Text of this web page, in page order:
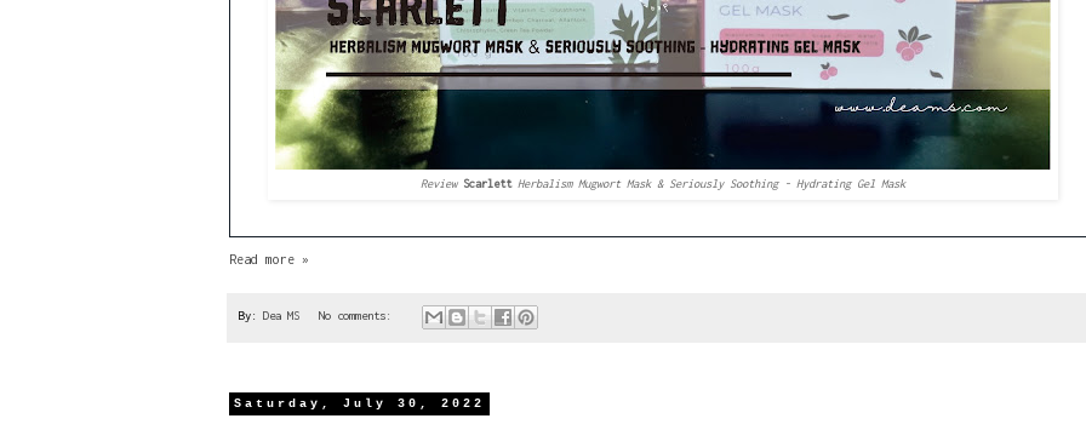
Review Scarlett Herbalism Mugwort Mask & Seriously Soothing - Hydrating Gel Mask
Read more »
By: Dea MS No comments:
Saturday, July 30, 2022